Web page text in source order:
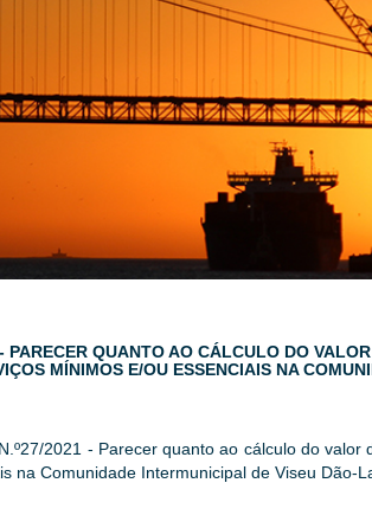
PARECER QUANTO AO CÁLCULO DO
MÍNIMOS E/OU ESSENCIAIS NA
2021 - Parecer quanto ao cálculo do
na Comunidade Intermunicipal de Viseu Dão-